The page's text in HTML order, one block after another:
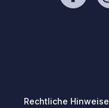
Rechtliche Hinweise